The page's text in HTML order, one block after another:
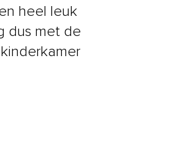
heel leuk
dus met de